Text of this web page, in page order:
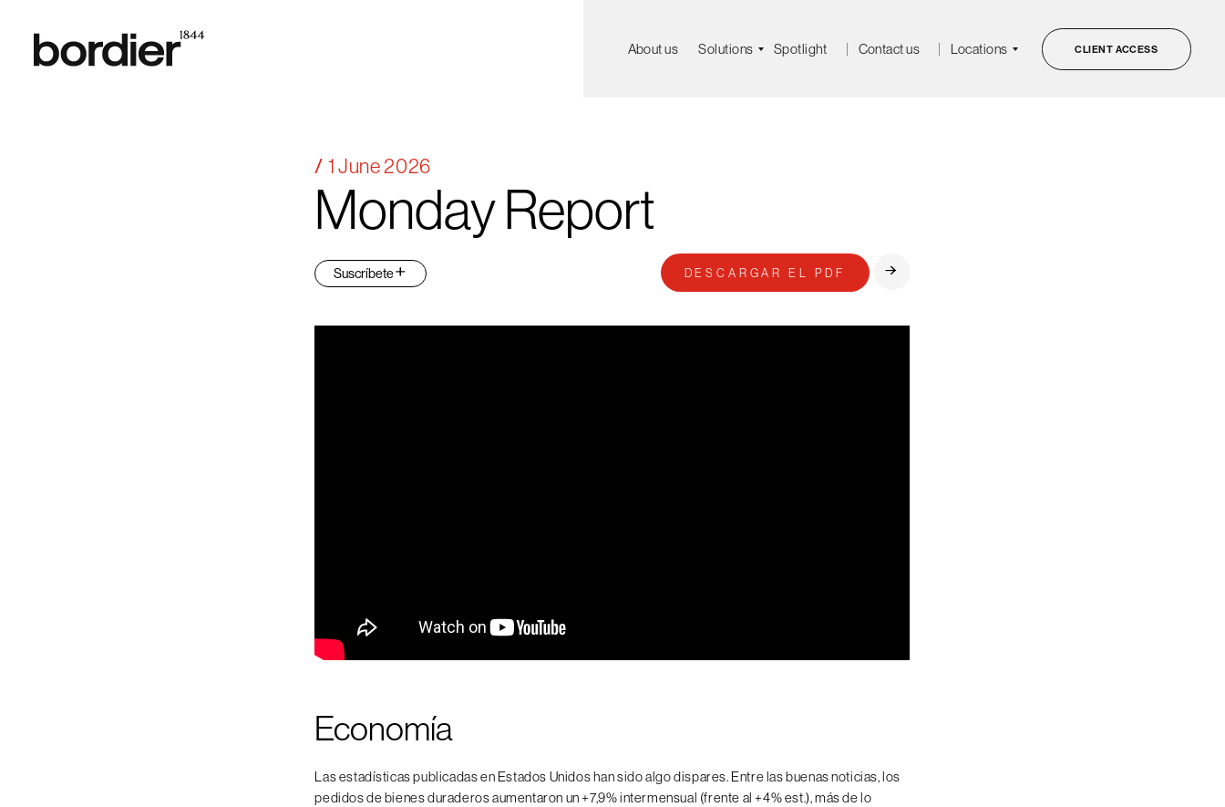
About us Solutions Spotlight Contact us Locations CLIENT ACCESS
1 June 2026
MondayReport
Suscríbete DESCARGAR EL PDF
Economía
Las estadísticas publicadas en Estados Unidos han sido algo dispares. Entre las buenas noticias, los
pedidos de bienes duraderos aumentaron un +7,9% intermensual (frente al +4% est.), más de lo